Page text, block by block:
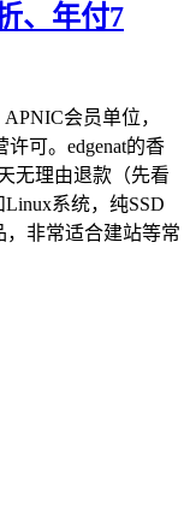
、年付7
会员单位，
可。edgenat的香
无理由退款（先看
系统，纯SSD
，非常适合建站等常